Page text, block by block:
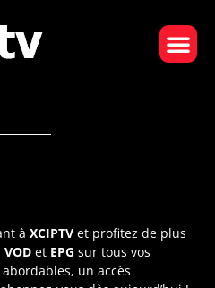
à XCIPTV et profitez de plus
VOD et EPG sur tous vos
un accès